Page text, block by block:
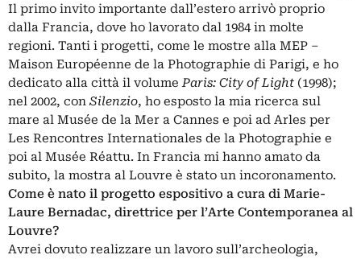
Il primo invito importante dall’estero arrivò proprio
dalla Francia, dove ho lavorato dal 1984 in molte
regioni. Tanti i progetti, come le mostre alla MEP –
Maison Européenne de la Photographie di Parigi, e ho
dedicato alla città il volumeParis: City of Light (1998);
nel 2002, con Silenzio, ho esposto la mia ricerca sul
mare al Musée de la Mer a Cannes e poi ad Arles per
Les Rencontres Internationales de la Photographie e
poi al Musée Réattu. In Francia mi hanno amato da
subito, la mostra al Louvre è stato un incoronamento.
Come è nato il progetto espositivo a cura di Marie-
Laure Bernadac, direttrice per l’Arte Contemporanea al
Louvre?
Avrei dovuto realizzare un lavoro sull’archeologia,